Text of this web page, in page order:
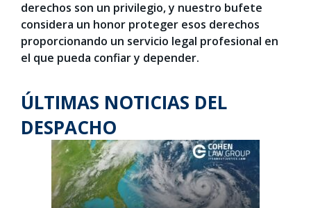
derechos son un privilegio, y nuestro bufete
considera un honor proteger esos derechos
proporcionando un servicio legal profesional en
el que pueda confiar y depender.
ÚLTIMAS NOTICIAS DEL
DESPACHO